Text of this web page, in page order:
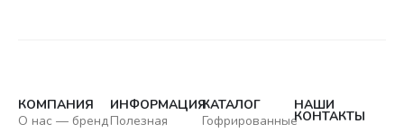
КОМПАНИЯ
О нас — бренд
ИНФОРМАЦИЯ
Полезная
КАТАЛОГ
Гофрированные
НАШИ
КОНТАКТЫ